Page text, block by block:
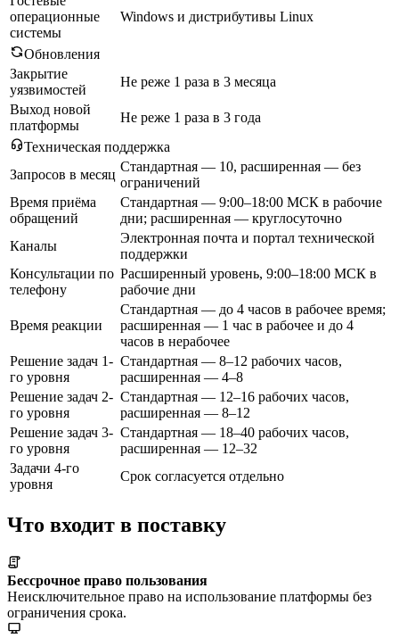
операционные
системы
Windows и дистрибутивы Linux
Обновления
Закрытие
уязвимостей
Не реже 1 раза в 3 месяца
Выход новой
платформы
Не реже 1 раза в 3 года
Техническая поддержка
Запросов в месяц
Стандартная — 10, расширенная — без
ограничений
Время приёма
обращений
Стандартная — 9:00–18:00 МСК в рабочие
дни; расширенная — круглосуточно
Каналы
Электронная почта и портал технической
поддержки
Консультации по
телефону
Расширенный уровень, 9:00–18:00 МСК в
рабочие дни
Время реакции
Стандартная — до 4 часов в рабочее время;
расширенная — 1 час в рабочее и до 4
часов в нерабочее
Решение задач 1-
го уровня
Стандартная — 8–12 рабочих часов,
расширенная — 4–8
Решение задач 2-
го уровня
Стандартная — 12–16 рабочих часов,
расширенная — 8–12
Решение задач 3-
го уровня
Стандартная — 18–40 рабочих часов,
расширенная — 12–32
Задачи 4-го
уровня
Срок согласуется отдельно
Что входит в поставку
Бессрочное право пользования
Неисключительное право на использование платформы без
ограничения срока.